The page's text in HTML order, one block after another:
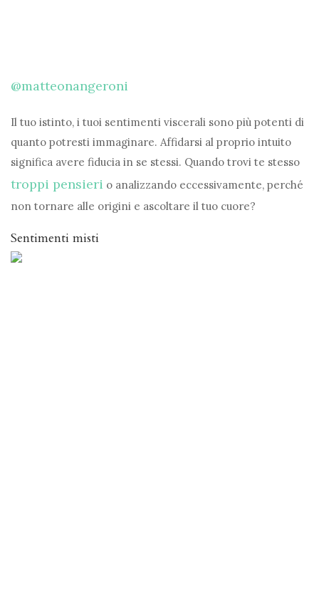
@matteonangeroni
Il tuo istinto, i tuoi sentimenti viscerali sono più potenti di
quanto potresti immaginare. Affidarsi al proprio intuito
significa avere fiducia in se stessi. Quando trovi te stesso
troppi pensieri o analizzando eccessivamente, perché
non tornare alle origini e ascoltare il tuo cuore?
Sentimenti misti